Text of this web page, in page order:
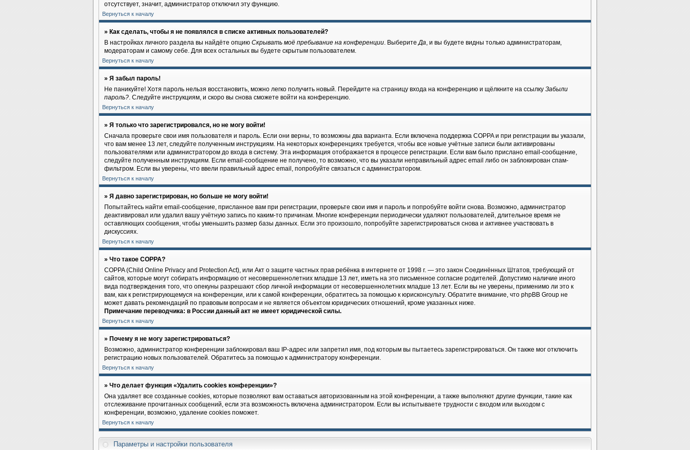
отсутствует, значит, администратор отключил эту функцию.
Вернуться к началу
» Как сделать, чтобы я не появлялся в списке активных пользователей?
В настройках личного раздела вы найдёте опцию Скрывать моё пребывание на конференции. ВыберитеДа, и вы будете видны только администраторам,
модераторам и самому себе. Для всех остальных вы будете скрытым пользователем.
Вернуться к началу
» Я забыл пароль!
Не паникуйте! Хотя пароль нельзя восстановить, можно легко получить новый. Перейдите на страницу входа на конференцию и щёлкните на ссылку Забыли
пароль?. Следуйте инструкциям, и скоро вы снова сможете войти на конференцию.
Вернуться к началу
» Я только что зарегистрировался, но не могу войти!
Сначала проверьте свои имя пользователя и пароль. Если они верны, то возможны два варианта. Если включена поддержка COPPA и при регистрации вы указали,
что вам менее 13 лет, следуйте полученным инструкциям. На некоторых конференциях требуется, чтобы все новые учётные записи были активированы
пользователями или администратором до входа в систему. Эта информация отображается в процессе регистрации. Если вам было прислано email-сообщение,
следуйте полученным инструкциям. Если email-сообщение не получено, то возможно, что вы указали неправильный адрес email либо он заблокирован спам-
фильтром. Если вы уверены, что ввели правильный адрес email, попробуйте связаться с администратором.
Вернуться к началу
» Я давно зарегистрирован, но больше не могу войти!
Попытайтесь найти email-сообщение, присланное вам при регистрации, проверьте свои имя и пароль и попробуйте войти снова. Возможно, администратор
деактивировал или удалил вашу учётную запись по каким-то причинам. Многие конференции периодически удаляют пользователей, длительное время не
оставляющих сообщения, чтобы уменьшить размер базы данных. Если это произошло, попробуйте зарегистрироваться снова и активнее участвовать в
дискуссиях.
Вернуться к началу
» Что такое COPPA?
COPPA (Child Online Privacy and Protection Act), или Акт о защите частных прав ребёнка в интернете от 1998 г. — это закон Соединённых Штатов, требующий от
сайтов, которые могут собирать информацию от несовершеннолетних младше 13 лет, иметь на это письменное согласие родителей. Допустимо наличие иного
вида подтверждения того, что опекуны разрешают сбор личной информации от несовершеннолетних младше 13 лет. Если вы не уверены, применимо ли это к
вам, как к регистрирующемуся на конференции, или к самой конференции, обратитесь за помощью к юрисконсульту. Обратите внимание, что phpBB Group не
может давать рекомендаций по правовым вопросам и не является объектом юридических отношений, кроме указанных ниже.
Примечание переводчика: в России данный акт не имеет юридической силы.
Вернуться к началу
» Почему я не могу зарегистрироваться?
Возможно, администратор конференции заблокировал ваш IP-адрес или запретил имя, под которым вы пытаетесь зарегистрироваться. Он также мог отключить
регистрацию новых пользователей. Обратитесь за помощью к администратору конференции.
Вернуться к началу
» Что делает функция «Удалить cookies конференции»?
Она удаляет все созданные cookies, которые позволяют вам оставаться авторизованным на этой конференции, а также выполняют другие функции, такие как
отслеживание прочитанных сообщений, если эта возможность включена администратором. Если вы испытываете трудности с входом или выходом с
конференции, возможно, удаление cookies поможет.
Вернуться к началу
Параметры и настройки пользователя